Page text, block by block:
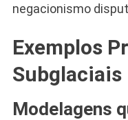
negacionismo
Exemplos
Subglaciais
Modelagens